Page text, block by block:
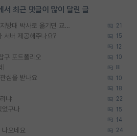
서 최근 댓글이 많이 달린 글
SSH 박사과정을 그만두고 지방대 박사로 옮기면 교수의 꿈은 끝일까요? 21
서버 제공해주나요? 15
12
구 포트폴리오 10
8
심을 받나요 10
18
냐 22
었구나 15
14
오네요 24